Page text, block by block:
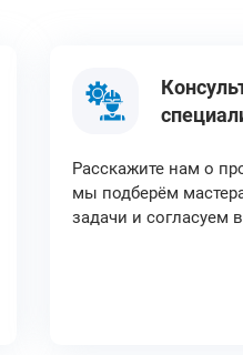
Расскажите нам о
мы подберём
задачи и согласуем